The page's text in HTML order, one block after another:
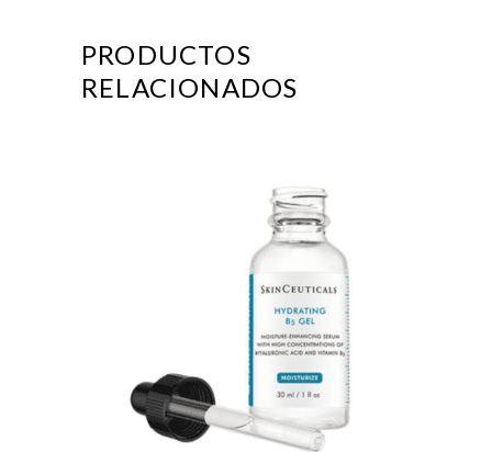
PRODUCTOS
RELACIONADOS